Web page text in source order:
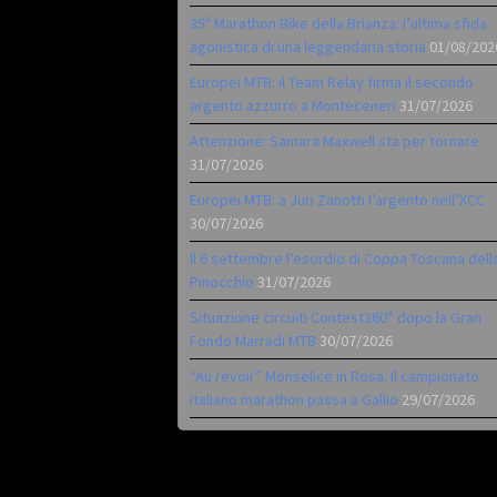
35ª Marathon Bike della Brianza: l’ultima sfida
agonistica di una leggendaria storia 01/08/
Europei MTB: il Team Relay firma il secondo
argento azzurro a Monteceneri 31/07/2026
Attenzione: Samara Maxwell sta per tornare
31/07/2026
Europei MTB: a Juri Zanotti l’argento nell’XCC
30/07/2026
Il 6 settembre l’esordio di Coppa Toscana
Pinocchio 31/07/2026
Situazione circuiti Contest360° dopo la Gran
Fondo Marradi MTB 30/07/2026
“Au revoir” Monselice in Rosa. Il campionato
italiano marathon passa a Gallio 29/07/2026